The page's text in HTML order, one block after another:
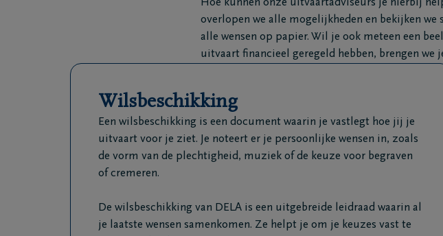
Hoe kunnen onze uitvaartadviseurs je hierbij
overlopen we alle mogelijkheden en bekijken we
alle wensen op papier. Wil je ook meteen een
uitvaart financieel geregeld hebben, brengen we
Wilsbeschikking
Een wilsbeschikking is een document waarin je vastlegt hoe jij je
uitvaart voor je ziet. Je noteert er je persoonlijke wensen in, zoals
de vorm van de plechtigheid, muziek of de keuze voor begraven
of cremeren.
De wilsbeschikking van DELA is een uitgebreide leidraad waarin al
je laatste wensen samenkomen. Ze helpt je om je keuzes vast te